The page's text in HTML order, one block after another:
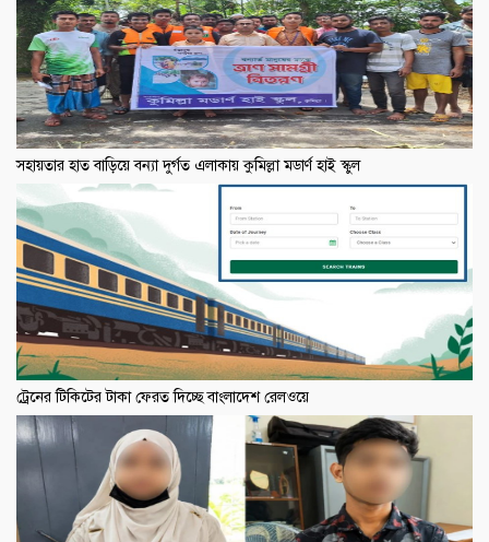
সহায়তার হাত বাড়িয়ে বন্যা দুর্গত এলাকায় কুমিল্লা মডার্ণ হাই স্কুল
ট্রেনের টিকিটের টাকা ফেরত দিচ্ছে বাংলাদেশ রেলওয়ে